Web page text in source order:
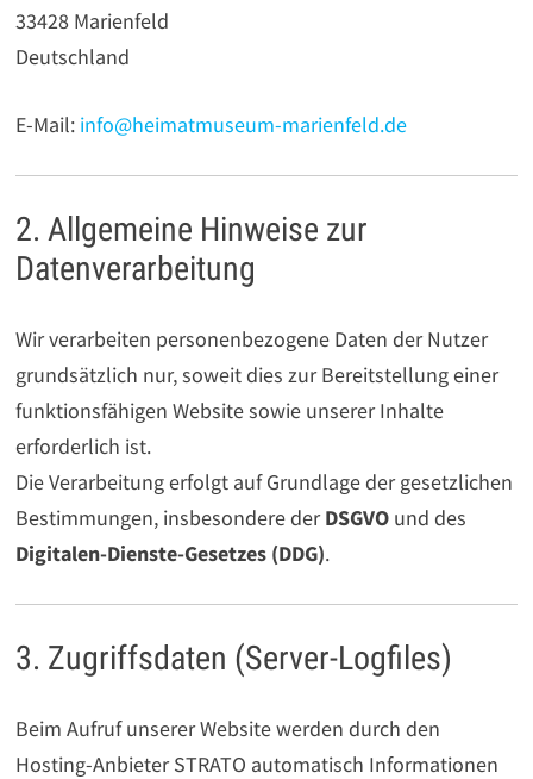
33428 Marienfeld
Deutschland
E-Mail: info@heimatmuseum-marienfeld.de
2. Allgemeine Hinweise zur
Datenverarbeitung
Wir verarbeiten personenbezogene Daten der Nutzer
grundsätzlich nur, soweit dies zur Bereitstellung einer
funktionsfähigen Website sowie unserer Inhalte
erforderlich ist.
Die Verarbeitung erfolgt auf Grundlage der gesetzlichen
Bestimmungen, insbesondere derDSGVOund des
Digitalen-Dienste-Gesetzes (DDG).
3. Zugriffsdaten (Server-Logfiles)
Beim Aufruf unserer Website werden durch den
Hosting-Anbieter STRATO automatisch Informationen